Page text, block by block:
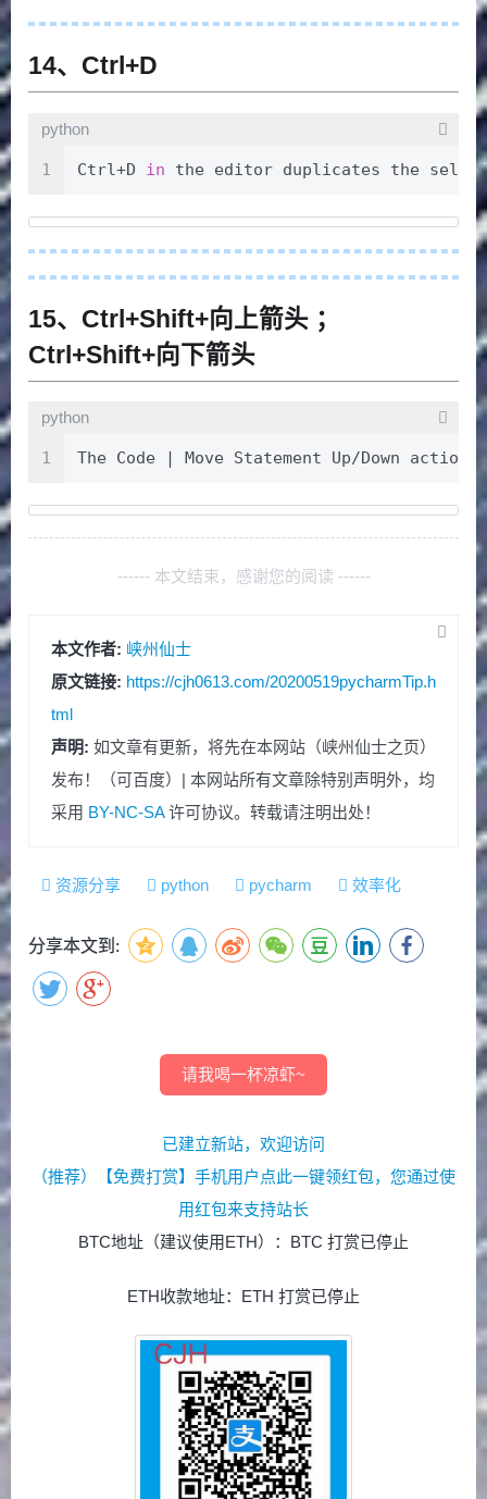
14、Ctrl+D
python
1 Ctrl+D in the editor duplicates the
15、Ctrl+Shift+向上箭头 ；
Ctrl+Shift+向下箭头
python
1 The Code | Move Statement Up/Down action
------ 本文结束，感谢您的阅读 ------
本文作者: 峡州仙士
原文链接: https://cjh0613.com/20200519pycharmTip.h
tml
声明: 如文章有更新，将先在本网站（峡州仙士之页）
发布！（可百度）| 本网站所有文章除特别声明外，均
采用 BY-NC-SA许可协议。转载请注明出处！
资源分享 python pycharm 效率化
分享本文到:
请我喝一杯凉虾~
已建立新站，欢迎访问
（推荐）【免费打赏】手机用户点此一键领红包，您通过使
用红包来支持站长
BTC地址（建议使用ETH）：BTC 打赏已停止
ETH收款地址：ETH 打赏已停止